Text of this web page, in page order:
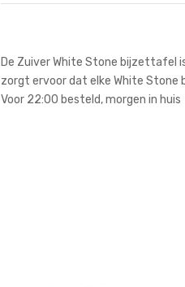
De Zuiver White Stone bijzettafel
zorgt ervoor dat elke White Stone
Voor 22:00 besteld, morgen in huis